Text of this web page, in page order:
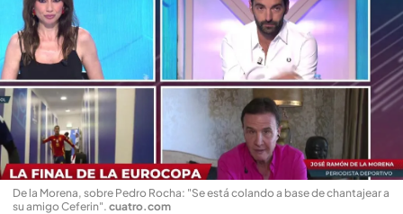
De la Morena, sobre Pedro Rocha: "Se está colando a base de chantajear a
su amigo Ceferin". cuatro.com